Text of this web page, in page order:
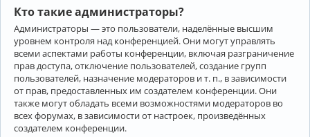
Кто такие администраторы?
Администраторы — это пользователи, наделённые высшим
уровнем контроля над конференцией. Они могут управлять
всеми аспектами работы конференции, включая разграничение
прав доступа, отключение пользователей, создание групп
пользователей, назначение модераторов и т. п., в зависимости
от прав, предоставленных им создателем конференции. Они
также могут обладать всеми возможностями модераторов во
всех форумах, в зависимости от настроек, произведённых
создателем конференции.